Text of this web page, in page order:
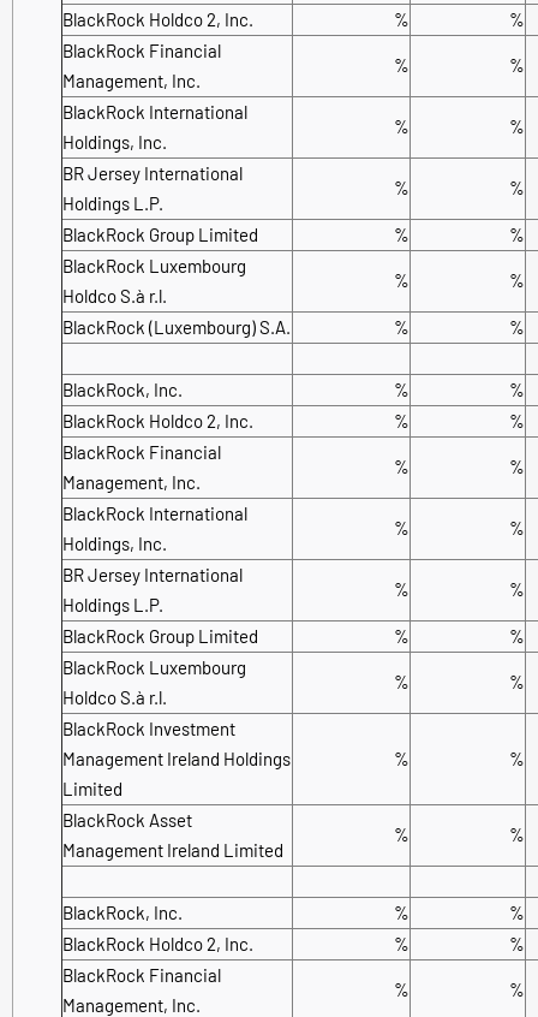
BlackRock Holdco 2, Inc.
%
%
BlackRock Financial
Management, Inc.
% %
BlackRock International
Holdings, Inc.
% %
BR Jersey International
Holdings L.P.
% %
BlackRock Group Limited %
%
BlackRock Luxembourg
Holdco S.à r.l.
% %
BlackRock (Luxembourg) S.A. % %
BlackRock, Inc. %
%
BlackRock Holdco 2, Inc.
%
%
BlackRock Financial
Management, Inc.
% %
BlackRock International
Holdings, Inc.
% %
BR Jersey International
Holdings L.P.
% %
BlackRock Group Limited %
%
BlackRock Luxembourg
Holdco S.à r.l.
% %
BlackRock Investment
Management Ireland Holdings
Limited
% %
BlackRock Asset
Management Ireland Limited
% %
BlackRock, Inc. %
%
BlackRock Holdco 2, Inc.
%
%
BlackRock Financial
Management, Inc.
% %